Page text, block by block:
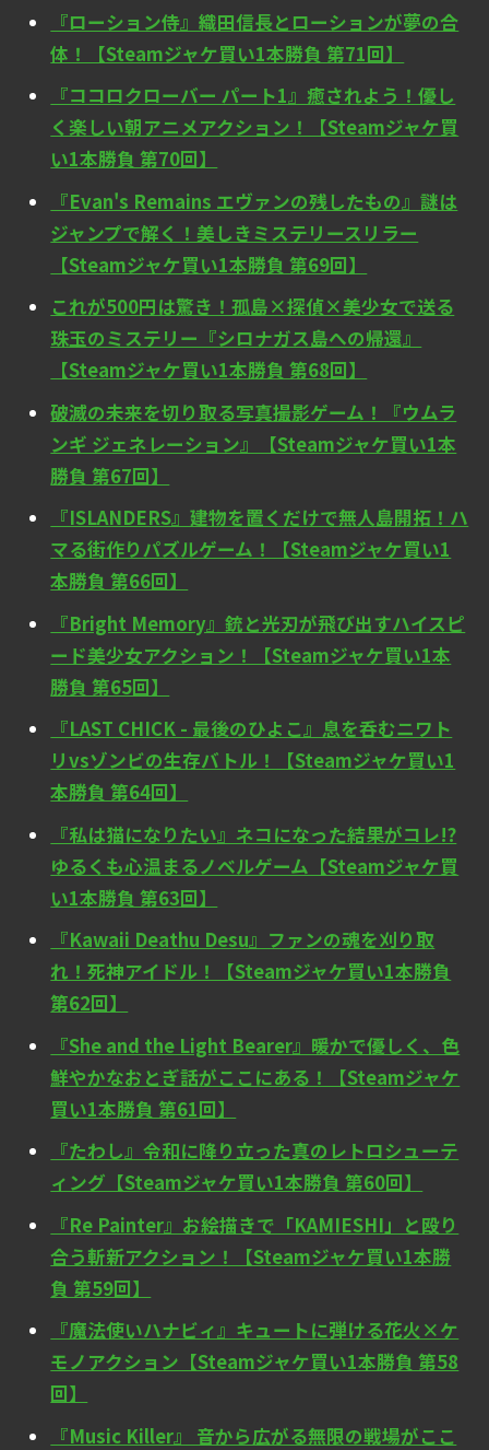
『ローション侍』織田信長とローションが夢の合
体！【Steamジャケ買い1本勝負 第71回】
『ココロクローバー パート1』癒されよう！優し
く楽しい朝アニメアクション！【Steamジャケ買
い1本勝負 第70回】
『Evan's Remains エヴァンの残したもの』謎は
ジャンプで解く！美しきミステリースリラー
【Steamジャケ買い1本勝負 第69回】
これが500円は驚き！孤島×探偵×美少女で送る
珠玉のミステリー『シロナガス島への帰還』
【Steamジャケ買い1本勝負 第68回】
破滅の未来を切り取る写真撮影ゲーム！『ウムラ
ンギ ジェネレーション』【Steamジャケ買い1本
勝負 第67回】
『ISLANDERS』建物を置くだけで無人島開拓！ハ
マる街作りパズルゲーム！【Steamジャケ買い1
本勝負 第66回】
『Bright Memory』銃と光刃が飛び出すハイスピ
ード美少女アクション！【Steamジャケ買い1本
勝負 第65回】
『LAST CHICK - 最後のひよこ』息を呑むニワト
リvsゾンビの生存バトル！【Steamジャケ買い1
本勝負 第64回】
『私は猫になりたい』ネコになった結果がコレ!?
ゆるくも心温まるノベルゲーム【Steamジャケ買
い1本勝負 第63回】
『Kawaii Deathu Desu』ファンの魂を刈り取
れ！死神アイドル！【Steamジャケ買い1本勝負
第62回】
『She and the Light Bearer』暖かで優しく、色
鮮やかなおとぎ話がここにある！【Steamジャケ
買い1本勝負 第61回】
『たわし』令和に降り立った真のレトロシューテ
ィング【Steamジャケ買い1本勝負 第60回】
『Re Painter』お絵描きで「KAMIESHI」と殴り
合う斬新アクション！【Steamジャケ買い1本勝
負 第59回】
『魔法使いハナビィ』キュートに弾ける花火×ケ
モノアクション【Steamジャケ買い1本勝負 第58
回】
『Music Killer』 音から広がる無限の戦場がここ